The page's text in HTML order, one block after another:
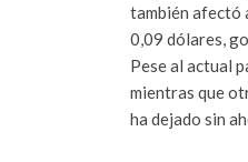
también afectó
0,09 dólares,
Pese al actual
mientras que
ha dejado sin